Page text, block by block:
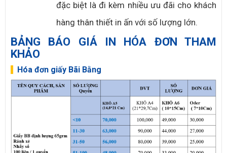
đặc biệt là đi kèm nhiều ưu đãi cho khách
hàng thân thiết in ấn với số lượng lớn.
BẢNG BÁO GIÁ IN HÓA ĐƠN THAM
KHẢO
Hóa đơn giấy Bãi Bằng